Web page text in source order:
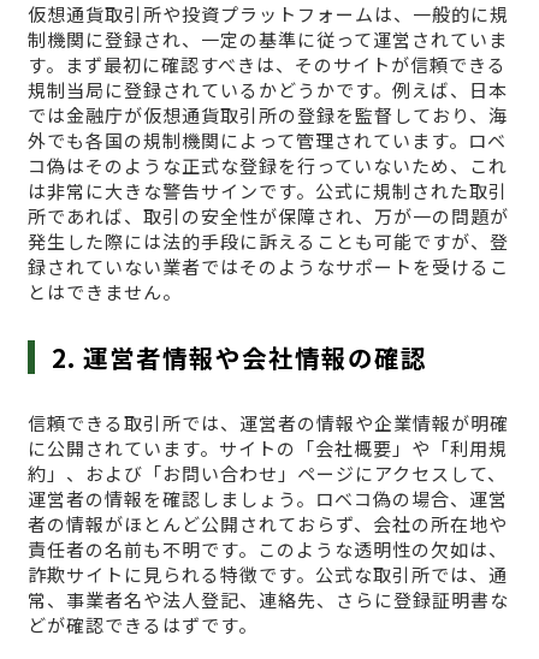
仮想通貨取引所や投資プラットフォームは、一般的に規
制機関に登録され、一定の基準に従って運営されていま
す。まず最初に確認すべきは、そのサイトが信頼できる
規制当局に登録されているかどうかです。例えば、日本
では金融庁が仮想通貨取引所の登録を監督しており、海
外でも各国の規制機関によって管理されています。ロベ
コ偽はそのような正式な登録を行っていないため、これ
は非常に大きな警告サインです。公式に規制された取引
所であれば、取引の安全性が保障され、万が一の問題が
発生した際には法的手段に訴えることも可能ですが、登
録されていない業者ではそのようなサポートを受けるこ
とはできません。
2. 運営者情報や会社情報の確認
信頼できる取引所では、運営者の情報や企業情報が明確
に公開されています。サイトの「会社概要」や「利用規
約」、および「お問い合わせ」ページにアクセスして、
運営者の情報を確認しましょう。ロベコ偽の場合、運営
者の情報がほとんど公開されておらず、会社の所在地や
責任者の名前も不明です。このような透明性の欠如は、
詐欺サイトに見られる特徴です。公式な取引所では、通
常、事業者名や法人登記、連絡先、さらに登録証明書な
どが確認できるはずです。